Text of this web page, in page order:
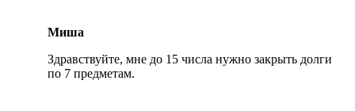
Миша
Здравствуйте, мне до 15 числа нужно закрыть долги
по 7 предметам.